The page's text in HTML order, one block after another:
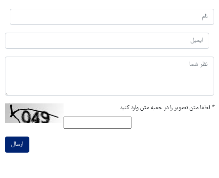
* لطفا متن تصویر را در جعبه متن وارد کنید
ارسال